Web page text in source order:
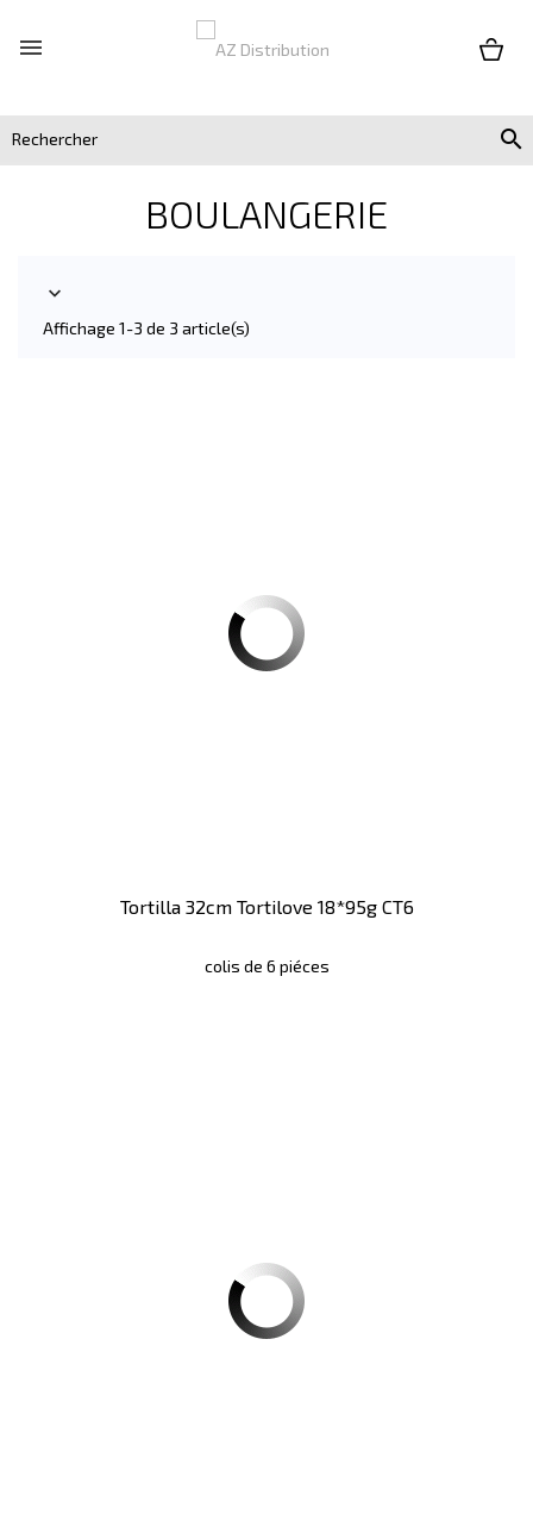


BOULANGERIE

Affichage 1-3 de 3 article(s)
Tortilla 32cm Tortilove 18*95g CT6
colis de 6 piéces